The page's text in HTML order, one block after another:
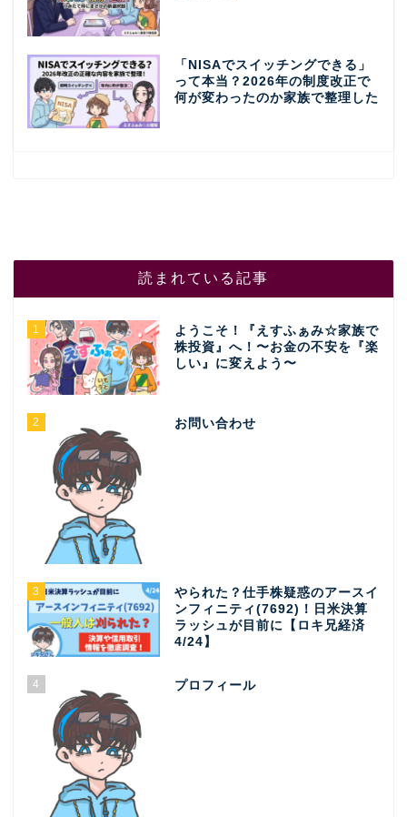
「NISAでスイッチングできる」
って本当？2026年の制度改正で
何が変わったのか家族で整理した
読まれている記事
1
ようこそ！『えすふぁみ☆家族で
株投資』へ！〜お金の不安を『楽
しい』に変えよう〜
2 お問い合わせ
3
やられた？仕手株疑惑のアースイ
ンフィニティ(7692)！日米決算
ラッシュが目前に【ロキ兄経済
4/24】
4 プロフィール